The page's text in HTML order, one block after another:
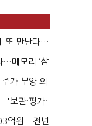
또 만난다…
…메모리 ‘삼
가 부양 의
보관·평가·
억원…전년